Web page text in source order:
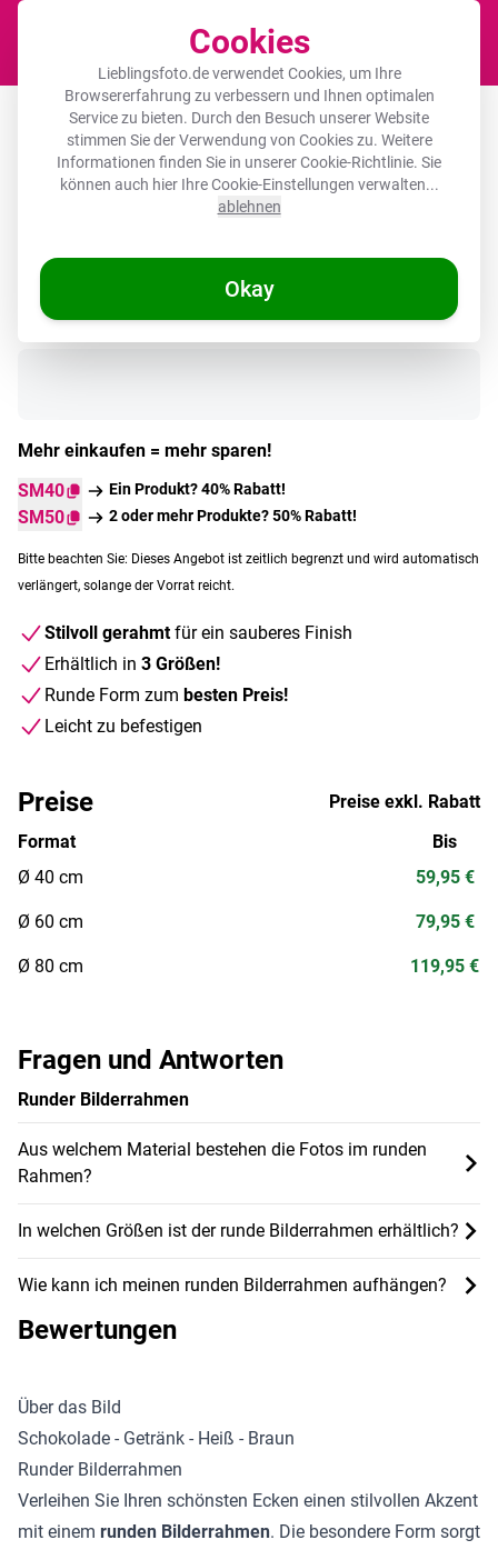
Cookies
Lieblingsfoto.de verwendet Cookies, um Ihre
Browsererfahrung zu verbessern und Ihnen optimalen
Service zu bieten. Durch den Besuch unserer Website
stimmen Sie der Verwendung von Cookies zu. Weitere
Informationen finden Sie in unsererCookie-Richtlinie. Sie
können auch hier Ihre Cookie-Einstellungen verwalten...
ablehnen
Okay
Runde Bilderrahmen - Schokolade -
Getränk - Heiß - Braun
Auf Lager
Mehr einkaufen = mehr sparen!
SM40
Ein Produkt? 40% Rabatt!
SM50 2 oder mehr Produkte? 50% Rabatt!
Bitte beachten Sie: Dieses Angebot ist zeitlich begrenzt und wird automatisch
verlängert, solange der Vorrat reicht.
Stilvoll gerahmtfür ein sauberes Finish
Erhältlich in 3 Größen!
Runde Form zum besten Preis!
Leicht zu befestigen
Fragen und Antworten
Runder Bilderrahmen
Aus welchem Material bestehen die Fotos im runden
Rahmen?
In welchen Größen ist der runde Bilderrahmen erhältlich?
Wie kann ich meinen runden Bilderrahmen aufhängen?
Preise
Preise exkl. Rabatt
Format
Ø 40 cm
Ø 60 cm
Ø 80 cm
Bis
59,95 €
79,95 €
119,95 €
Bewertungen
Über das Bild
Schokolade - Getränk - Heiß - Braun
Runder Bilderrahmen
Verleihen Sie Ihren schönsten Ecken einen stilvollen Akzent
mit einem runden Bilderrahmen. Die besondere Form sorgt